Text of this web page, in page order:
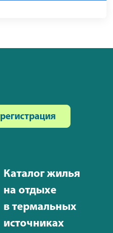
Каталог жилья
на отдыхе
в термальных
источниках
регистрация